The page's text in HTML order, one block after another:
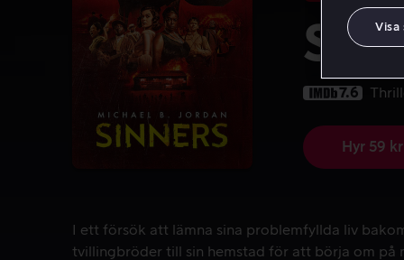
7.6
Hyr 59 kr
I ett försök att lämna sina problemfyllda liv
I ett försök att lämna sina problemfyllda liv
tvillingbröder till sin hemstad för att börja om på
Visa